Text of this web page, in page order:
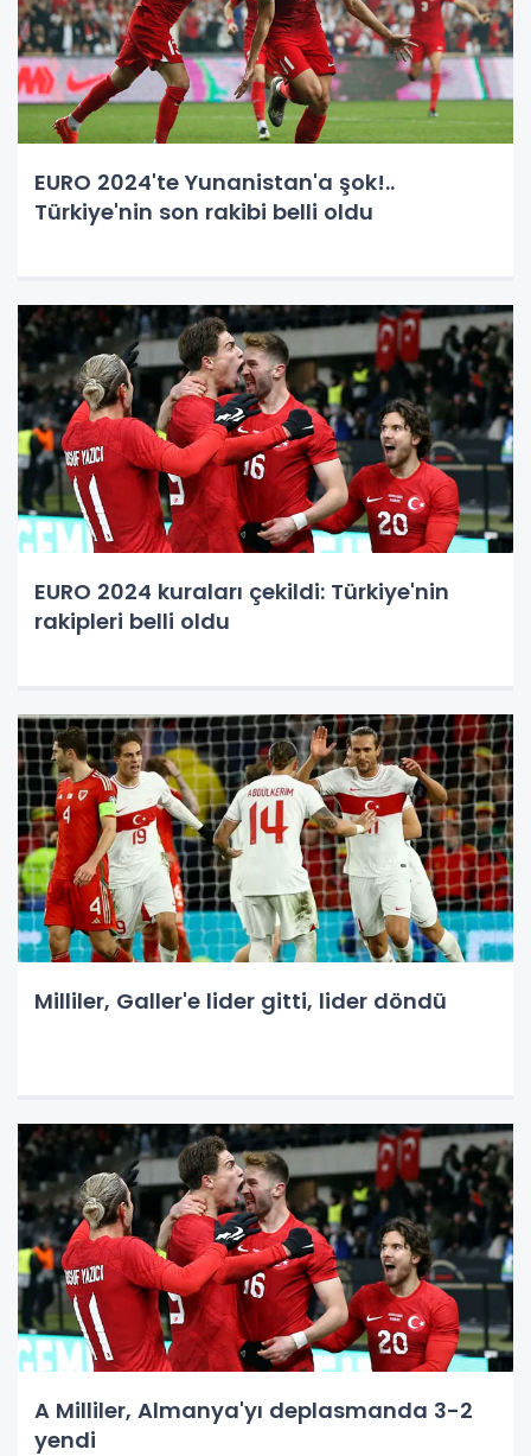
EURO 2024'te Yunanistan'a şok!..
Türkiye'nin son rakibi belli oldu
EURO 2024 kuraları çekildi: Türkiye'nin
rakipleri belli oldu
Milliler, Galler'e lider gitti, lider döndü
A Milliler, Almanya'yı deplasmanda 3-2
yendi